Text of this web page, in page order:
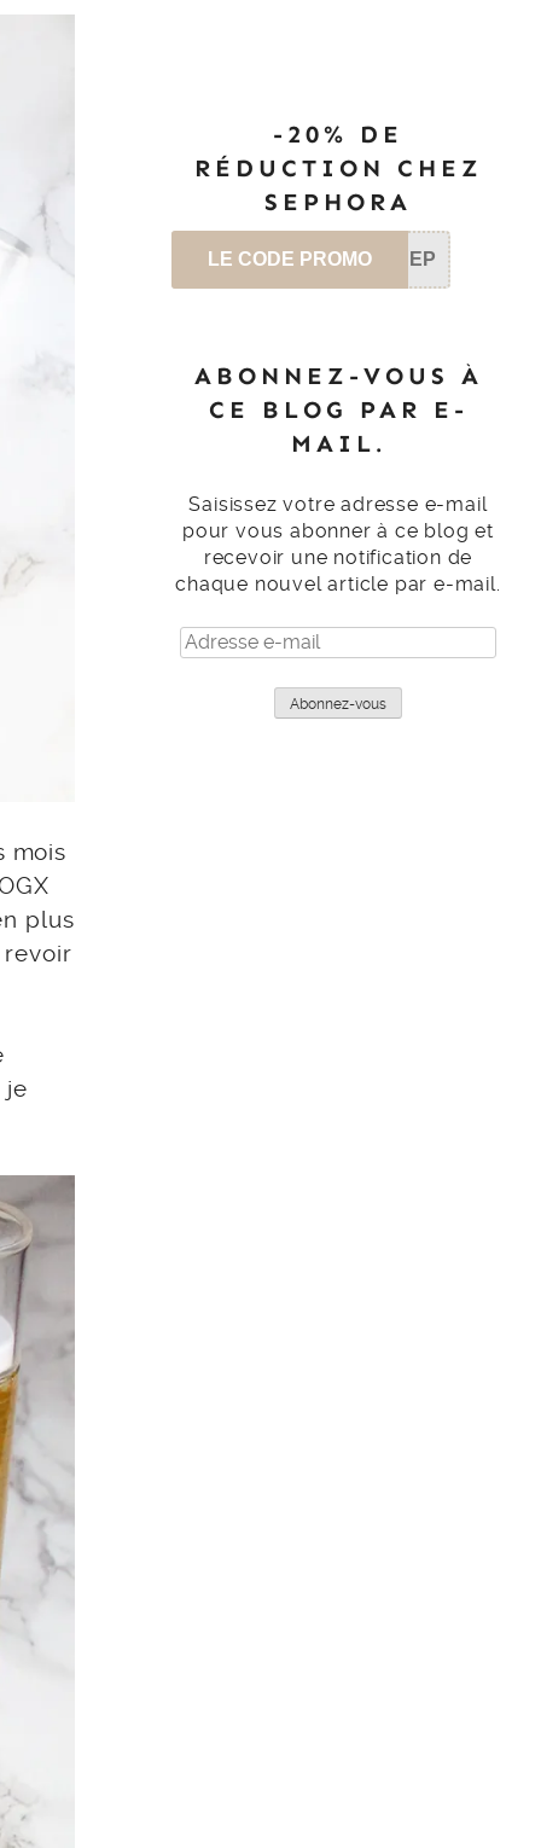
mois
plus
revoir
je
-20% DE
RÉDUCTION CHEZ
SEPHORA
LE CODE PROMO SEP
ABONNEZ-VOUS À
CE BLOG PAR E-
MAIL.
Saisissez votre adresse e-mail
pour vous abonner à ce blog et
recevoir une notification de
chaque nouvel article par e-mail.
Adresse
e-
Abonnez-vous